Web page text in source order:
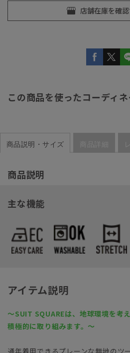
この商品を使ったコーディネ
商品説明・サイズ 商品詳細
商品説明
主な機能
アイテム説明
～SUIT SQUAREは、地球環境を考
積極的に取り組みます。～
通年着用できるプレーンな無地のツ